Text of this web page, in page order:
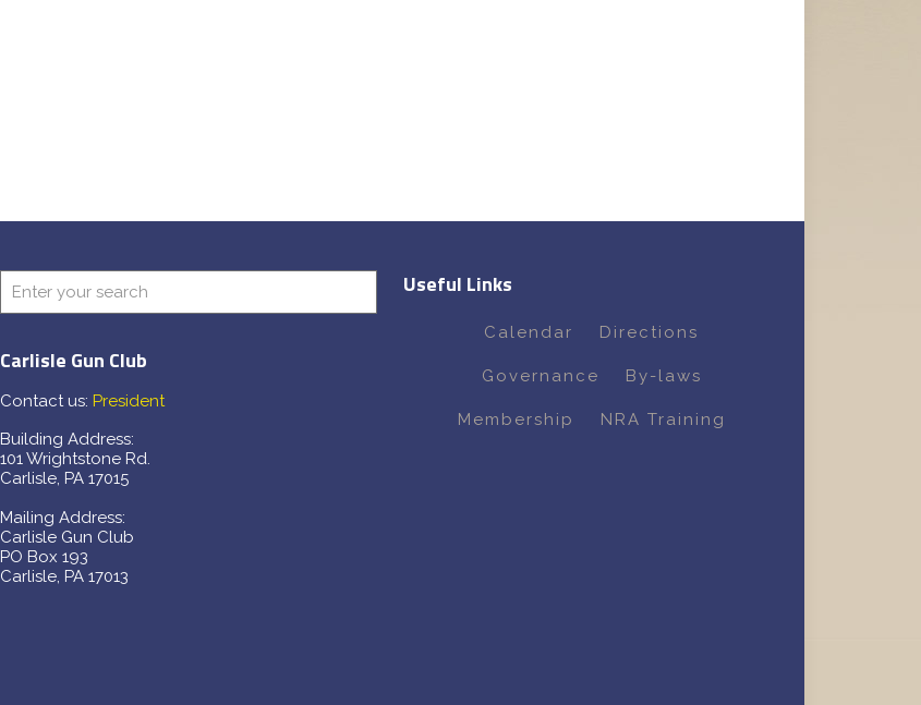
Carlisle Gun Club
Contact us: President
Building Address:
101 Wrightstone Rd.
Carlisle, PA 17015
Mailing Address:
Carlisle Gun Club
PO Box 193
Carlisle, PA 17013
Useful Links
Calendar Directions
Governance By-laws
Membership NRA Training